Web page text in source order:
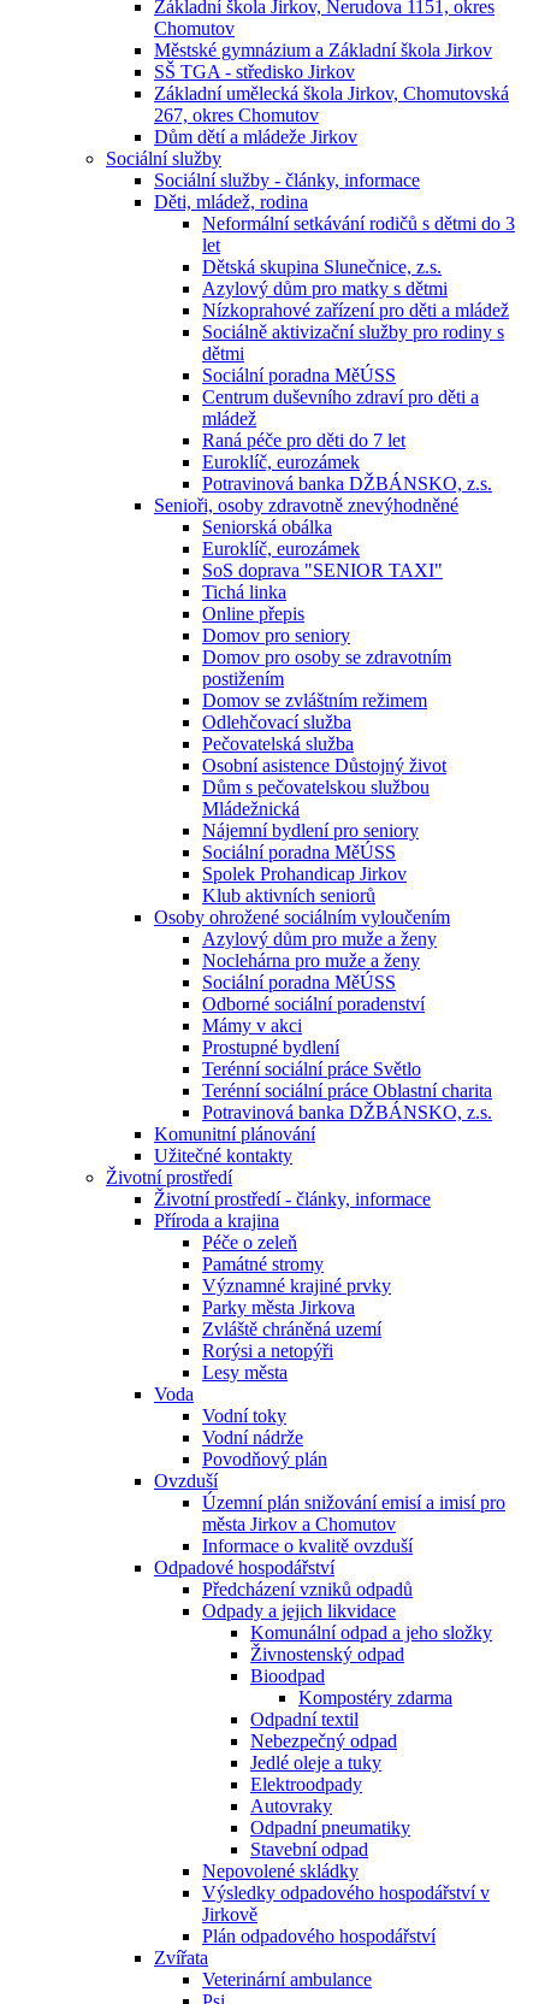
Základní škola Jirkov, Nerudova 1151, okres
Chomutov
Městské gymnázium a Základní škola Jirkov
SŠ TGA - středisko Jirkov
Základní umělecká škola Jirkov, Chomutovská
267, okres Chomutov
Dům dětí a mládeže Jirkov
Sociální služby
Sociální služby - články, informace
Děti, mládež, rodina
Neformální setkávání rodičů s dětmi do 3
let
Dětská skupina Slunečnice, z.s.
Azylový dům pro matky s dětmi
Nízkoprahové zařízení pro děti a mládež
Sociálně aktivizační služby pro rodiny s
dětmi
Sociální poradna MěÚSS
Centrum duševního zdraví pro děti a
mládež
Raná péče pro děti do 7 let
Euroklíč, eurozámek
Potravinová banka DŽBÁNSKO, z.s.
Senioři, osoby zdravotně znevýhodněné
Seniorská obálka
Euroklíč, eurozámek
SoS doprava "SENIOR TAXI"
Tichá linka
Online přepis
Domov pro seniory
Domov pro osoby se zdravotním
postižením
Domov se zvláštním režimem
Odlehčovací služba
Pečovatelská služba
Osobní asistence Důstojný život
Dům s pečovatelskou službou
Mládežnická
Nájemní bydlení pro seniory
Sociální poradna MěÚSS
Spolek Prohandicap Jirkov
Klub aktivních seniorů
Osoby ohrožené sociálním vyloučením
Azylový dům pro muže a ženy
Noclehárna pro muže a ženy
Sociální poradna MěÚSS
Odborné sociální poradenství
Mámy v akci
Prostupné bydlení
Terénní sociální práce Světlo
Terénní sociální práce Oblastní charita
Potravinová banka DŽBÁNSKO, z.s.
Komunitní plánování
Užitečné kontakty
Životní prostředí
Životní prostředí - články, informace
Příroda a krajina
Péče o zeleň
Památné stromy
Významné krajiné prvky
Parky města Jirkova
Zvláště chráněná uzemí
Rorýsi a netopýři
Lesy města
Voda
Vodní toky
Vodní nádrže
Povodňový plán
Ovzduší
Územní plán snižování emisí a imisí pro
města Jirkov a Chomutov
Informace o kvalitě ovzduší
Odpadové hospodářství
Předcházení vzniků odpadů
Odpady a jejich likvidace
Komunální odpad a jeho složky
Živnostenský odpad
Bioodpad
Kompostéry zdarma
Odpadní textil
Nebezpečný odpad
Jedlé oleje a tuky
Elektroodpady
Autovraky
Odpadní pneumatiky
Stavební odpad
Nepovolené skládky
Výsledky odpadového hospodářství v
Jirkově
Plán odpadového hospodářství
Zvířata
Veterinární ambulance